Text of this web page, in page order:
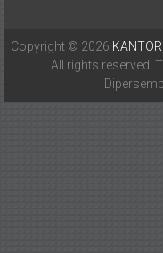
Copyright © 2026
All rights reserved.